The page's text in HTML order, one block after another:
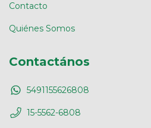
Contacto
Quiénes Somos
Contactános
5491155626808
15-5562-6808